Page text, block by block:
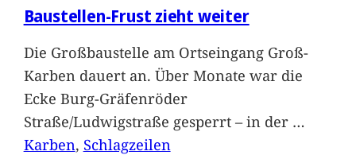
Baustellen-Frust zieht weiter
Die Großbaustelle am Ortseingang Groß-
Karben dauert an. Über Monate war die
Ecke Burg-Gräfenröder
Straße/Ludwigstraße gesperrt – in der …
Karben, Schlagzeilen